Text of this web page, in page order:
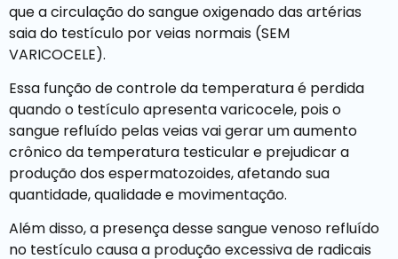
que a circulação do sangue oxigenado das artérias
saia do testículo por veias normais (SEM
VARICOCELE).
Essa função de controle da temperatura é perdida
quando o testículo apresenta varicocele, pois o
sangue refluído pelas veias vai gerar um aumento
crônico da temperatura testicular e prejudicar a
produção dos espermatozoides, afetando sua
quantidade, qualidade e movimentação.
Além disso, a presença desse sangue venoso refluído
no testículo causa a produção excessiva de radicais